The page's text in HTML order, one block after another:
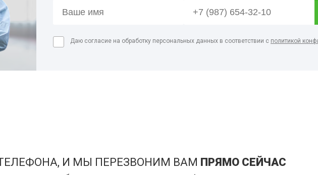
Даю согласие на обработку персональных данных в соответствии с политикой
И МЫ ПЕРЕЗВОНИМ ВАМ ПРЯМО СЕЙЧАС